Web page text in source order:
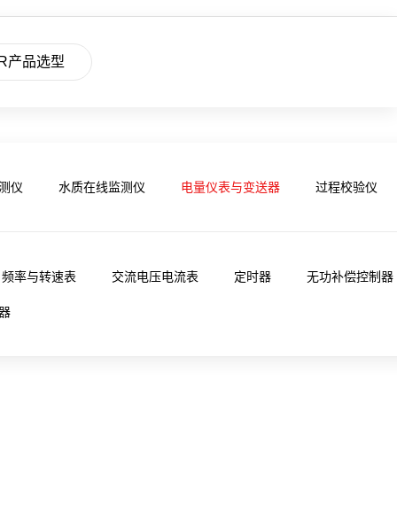
产品选型
仪 水质在线监测仪 电量仪表与变送器 过程校验仪
频率与转速表 交流电压电流表 定时器 无功补偿控制器